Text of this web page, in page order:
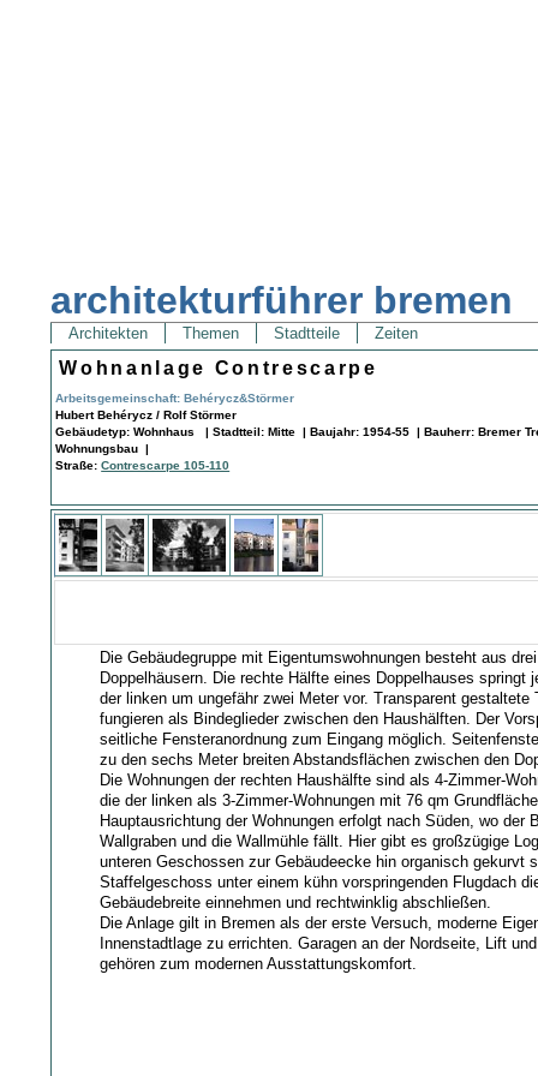
architekturführer bremen
Architekten Themen Stadtteile Zeiten
Wohnanlage Contrescarpe
Arbeitsgemeinschaft: Behérycz&Störmer
Hubert Behérycz / Rolf Störmer
Gebäudetyp: Wohnhaus | Stadtteil: Mitte | Baujahr: 1954-55 | Bauherr: Bremer
Wohnungsbau |
Straße:Contrescarpe 105-110
Die Gebäudegruppe mit Eigentumswohnungen besteht aus
Doppelhäusern. Die rechte Hälfte eines Doppelhauses springt
der linken um ungefähr zwei Meter vor. Transparent gestaltete
fungieren als Bindeglieder zwischen den Haushälften. Der
seitliche Fensteranordnung zum Eingang möglich.
zu den sechs Meter breiten Abstandsflächen zwischen den
Die Wohnungen der rechten Haushälfte sind als 4-Zimmer-
die der linken als 3-Zimmer-Wohnungen mit 76 qm
Hauptausrichtung der Wohnungen erfolgt nach Süden, wo der
Wallgraben und die Wallmühle fällt. Hier gibt es großzügige
unteren Geschossen zur Gebäudeecke hin organisch gekurvt
Staffelgeschoss unter einem kühn vorspringenden Flugdach
Gebäudebreite einnehmen und rechtwinklig abschließen.
Die Anlage gilt in Bremen als der erste Versuch, moderne
Innenstadtlage zu errichten. Garagen an der Nordseite, Lift
gehören zum modernen Ausstattungskomfort.